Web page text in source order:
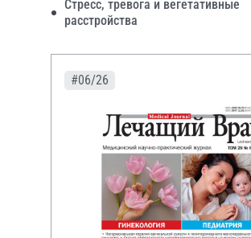
Стресс, тревога и вегетативные
расстройства
#06/26